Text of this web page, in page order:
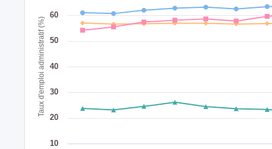
Taux d'emploi administratif (%)
10
20
30
40
50
60